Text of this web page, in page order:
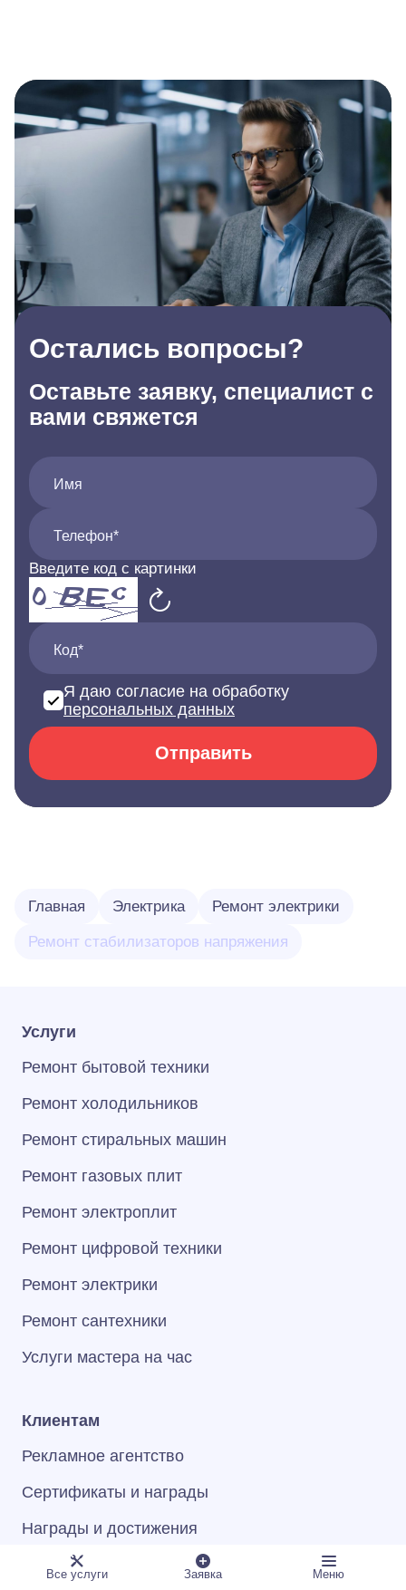
Остались вопросы?
Оставьте заявку, специалист с
вами свяжется
Имя
Телефон*
Введите код с картинки
Код*
Я даю согласие на обработку
персональных данных
Отправить
Главная Электрика Ремонт электрики
Ремонт стабилизаторов напряжения
Услуги
Ремонт бытовой техники
Ремонт холодильников
Ремонт стиральных машин
Ремонт газовых плит
Ремонт электроплит
Ремонт цифровой техники
Ремонт электрики
Ремонт сантехники
Услуги мастера на час
Клиентам
Рекламное агентство
Сертификаты и награды
Награды и достижения
Программа лояльности
Все услуги Заявка Меню